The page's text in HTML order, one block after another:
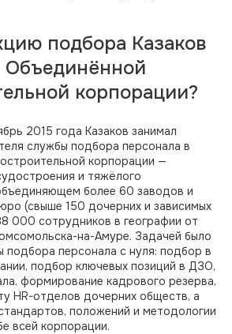
подбора Казаков
Объединённой
корпорации?
2015 года Казаков занимал
службы подбора персонала в
корпорации —
и тяжёлого
более 60 заводов и
(свыше 150 дочерних и зависимых
000 сотрудников в географии от
на-Амуре. Задачей было
подбора персонала с нуля: подбор в
подбор ключевых позиций в ДЗО,
формирование кадрового резерва,
HR-отделов дочерних обществ, а
положений и методологии
всей корпорации.